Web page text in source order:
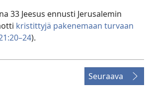
33 Jeesus ennusti Jerusalemin
kristittyjä pakenemaan turvaan
).
Seuraava